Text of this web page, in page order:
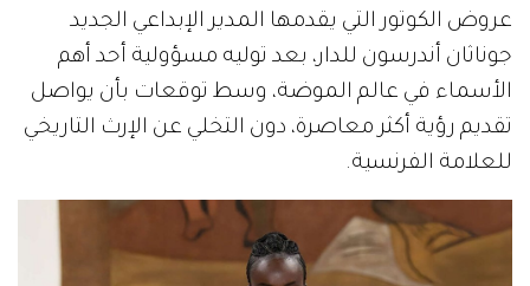
عروض الكوتور التي يقدمها المدير الإبداعي الجديد
جوناثان أندرسون للدار، بعد توليه مسؤولية أحد أهم
الأسماء في عالم الموضة، وسط توقعات بأن يواصل
تقديم رؤية أكثر معاصرة، دون التخلي عن الإرث التاريخي
للعلامة الفرنسية.